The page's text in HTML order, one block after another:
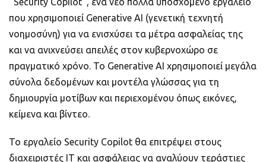
που χρησιμοποιεί Generative AI (γενετική τεχνητή
νοημοσύνη) για να ενισχύσει τα μέτρα ασφαλείας της
και να ανιχνεύσει απειλές στον κυβερνοχώρο σε
πραγματικό χρόνο. Το Generative AI χρησιμοποιεί μεγάλα
σύνολα δεδομένων και μοντέλα γλώσσας για τη
δημιουργία μοτίβων και περιεχομένου όπως εικόνες,
κείμενα και βίντεο.
Το εργαλείο Security Copilot θα επιτρέψει στους
διαχειριστές IT και ασφάλειας να αναλύουν τεράστιες